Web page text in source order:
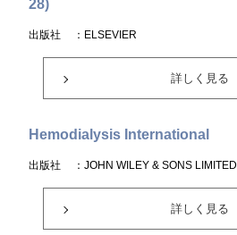
28)
出版社 ：ELSEVIER
詳しく見る
Hemodialysis International
出版社 ：JOHN WILEY & SONS LIMITED
詳しく見る